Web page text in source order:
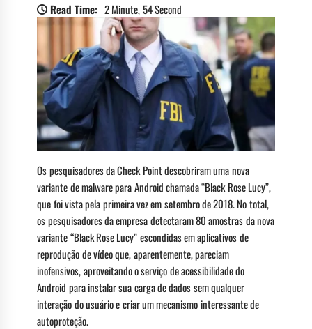
Read Time: 2 Minute, 54 Second
Os pesquisadores da Check Point descobriram uma nova
variante de malware para Android chamada “Black Rose Lucy”,
que foi vista pela primeira vez em setembro de 2018. No total,
os pesquisadores da empresa detectaram 80 amostras da nova
variante “Black Rose Lucy” escondidas em aplicativos de
reprodução de vídeo que, aparentemente, pareciam
inofensivos, aproveitando o serviço de acessibilidade do
Android para instalar sua carga de dados sem qualquer
interação do usuário e criar um mecanismo interessante de
autoproteção.